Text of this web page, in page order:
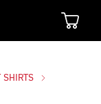
T SHIRTS